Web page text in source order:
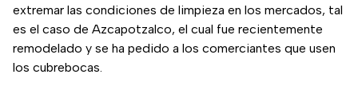
extremar las condiciones de limpieza en los mercados, tal
es el caso de Azcapotzalco, el cual fue recientemente
remodelado y se ha pedido a los comerciantes que usen
los cubrebocas.